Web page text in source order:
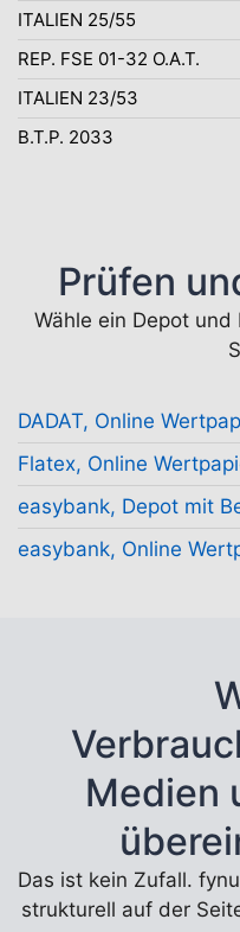
ITALIEN 25/55
REP. FSE 01-32 O.A.T.
ITALIEN 23/53
B.T.P. 2033
Prüfen
Wähle ein Depot und
DADAT, Online
Flatex, Online
easybank, Depot mit
easybank, Online
Medien
Das ist kein Zufall.
strukturell auf der